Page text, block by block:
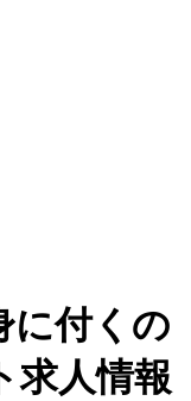
付く の
求人情報